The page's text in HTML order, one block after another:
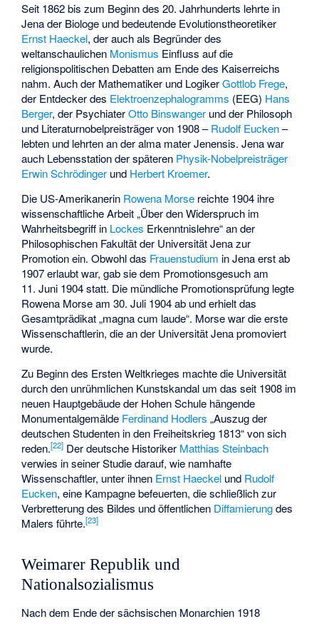
Seit 1862 bis zum Beginn des 20. Jahrhunderts lehrte in
Jena der Biologe und bedeutende Evolutionstheoretiker
Ernst Haeckel, der auch als Begründer des
weltanschaulichen Monismus Einfluss auf die
religionspolitischen Debatten am Ende des Kaiserreichs
nahm. Auch der Mathematiker und LogikerGottlob Frege,
der Entdecker des Elektroenzephalogramms (EEG) Hans
Berger, der PsychiaterOtto Binswanger und der Philosoph
und Literaturnobelpreisträger von 1908 –Rudolf Eucken–
lebten und lehrten an der alma mater Jenensis. Jena war
auch Lebensstation der späteren Physik-Nobelpreisträger
Erwin Schrödinger und Herbert Kroemer.
Die US-Amerikanerin Rowena Morse reichte 1904 ihre
wissenschaftliche Arbeit „Über den Widerspruch im
Wahrheitsbegriff in Lockes Erkenntnislehre“ an der
Philosophischen Fakultät der Universität Jena zur
Promotion ein. Obwohl das Frauenstudium in Jena erst ab
1907 erlaubt war, gab sie dem Promotionsgesuch am
11. Juni 1904 statt. Die mündliche Promotionsprüfung legte
Rowena Morse am 30. Juli 1904 ab und erhielt das
Gesamtprädikat „magna cum laude“. Morse war die erste
Wissenschaftlerin, die an der Universität Jena promoviert
wurde.
Zu Beginn des Ersten Weltkrieges machte die Universität
durch den unrühmlichen Kunstskandal um das seit 1908 im
neuen Hauptgebäude der Hohen Schule hängende
Monumentalgemälde Ferdinand Hodlers „Auszug der
deutschen Studenten in den Freiheitskrieg 1813“ von sich
reden.[22] Der deutsche Historiker Matthias Steinbach
verwies in seiner Studie darauf, wie namhafte
Wissenschaftler, unter ihnen Ernst Haeckel und Rudolf
Eucken, eine Kampagne befeuerten, die schließlich zur
Verbretterung des Bildes und öffentlichen Diffamierungdes
Malers führte.[23]
Weimarer Republik und
Nationalsozialismus
Nach dem Ende der sächsischen Monarchien 1918